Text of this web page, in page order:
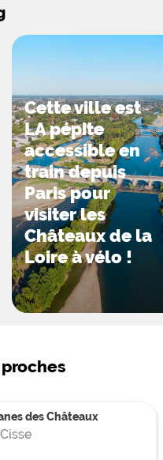
Cette ville est
LA pépite
accessible en
train depuis
Paris pour
visiter les
Châteaux de la
Loire à vélo !
des Châteaux